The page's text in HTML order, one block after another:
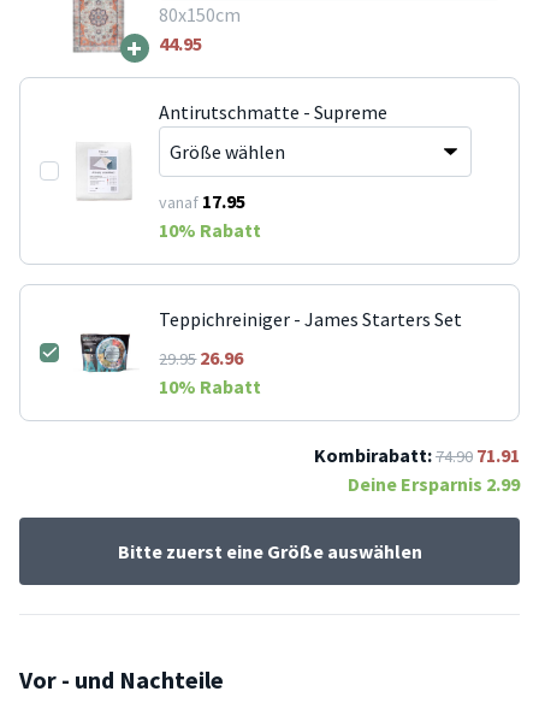
+
80x150cm
44.95
Antirutschmatte - Supreme
vanaf 17.95
10% Rabatt
Teppichreiniger - James Starters Set
29.9526.96
10% Rabatt
Kombirabatt:74.90 71.91
Deine Ersparnis 2.99
Bitte zuerst eine Größe auswählen
Vor - und Nachteile